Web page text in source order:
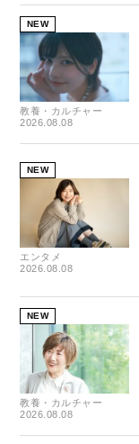
NEW
教養・カルチャー
2026.08.08
NEW
エンタメ
2026.08.08
NEW
教養・カルチャー
2026.08.08